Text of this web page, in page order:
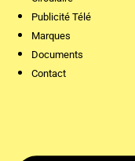
Publicité Télé
Marques
Documents
Contact